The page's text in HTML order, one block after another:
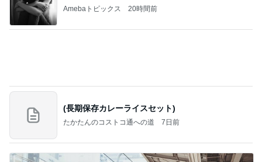
Amebaトピックス 20時間前
(長期保存カレーライスセット)
たかたんのコストコ通への道 7日前